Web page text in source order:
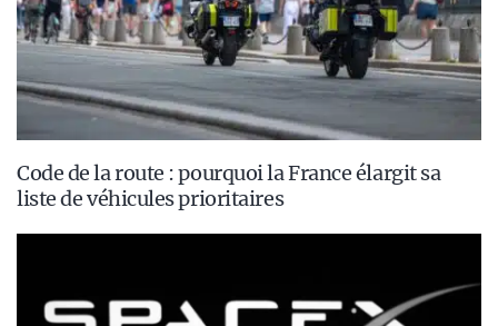
Code de la route : pourquoi la France élargit sa
liste de véhicules prioritaires